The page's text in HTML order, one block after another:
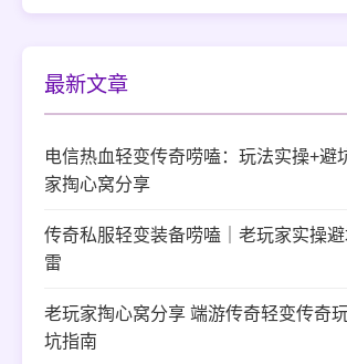
最新文章
电信热血轻变传奇唠嗑：玩法实操+避
家掏心窝分享
传奇私服轻变装备唠嗑｜老玩家实操
雷
老玩家掏心窝分享 端游传奇轻变传奇
坑指南